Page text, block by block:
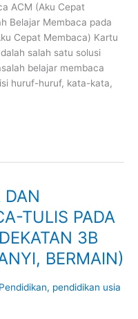
ACM (Aku Cepat
Belajar Membaca pada
Cepat Membaca) Kartu
salah satu solusi
belajar membaca
huruf-huruf, kata-kata,
DAN
TULIS PADA
3B
BERMAIN)
Pendidikan, pendidikan usia